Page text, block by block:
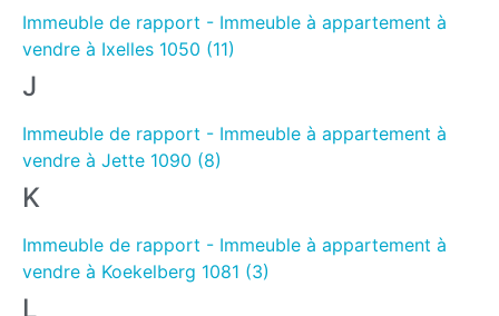
Immeuble de rapport - Immeuble à appartement à
vendre à Ixelles 1050 (11)
J
Immeuble de rapport - Immeuble à appartement à
vendre à Jette 1090 (8)
K
Immeuble de rapport - Immeuble à appartement à
vendre à Koekelberg 1081 (3)
L